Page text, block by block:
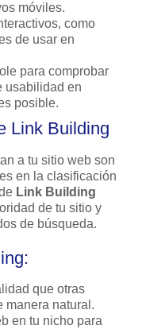
móviles.
como
de usar en
para comprobar
usabilidad en
posible.
Link Building
a tu sitio web son
en la clasificación
Link Building
de tu sitio y
de búsqueda.
que otras
manera natural.
en tu nicho para